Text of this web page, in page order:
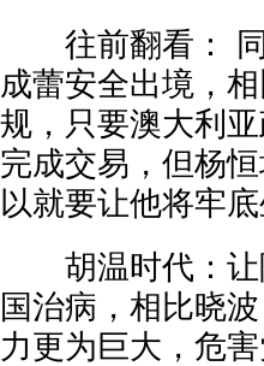
往前翻看： 同
成蕾安全出境，
规，只要澳大利
完成交易，但杨
以就要让他将牢底
胡温时代：让
国治病，相比晓
力更为巨大，危害